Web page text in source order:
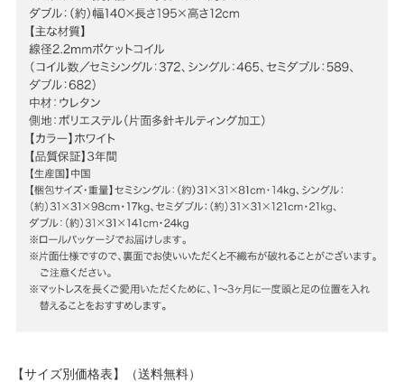
【サイズ別価格表】（送料無料）